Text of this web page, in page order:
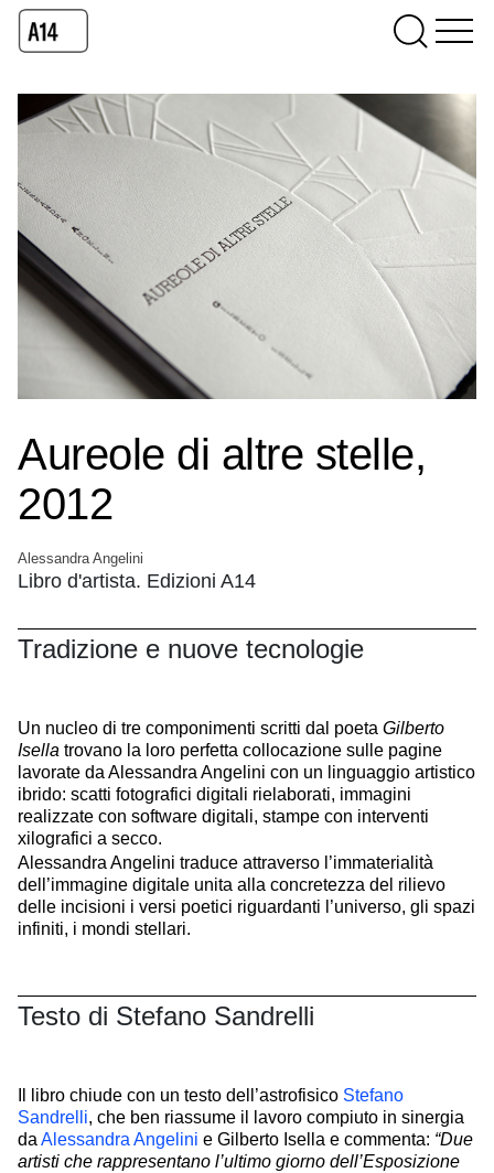
Aureole di altre stelle,
2012
Alessandra Angelini
Libro d'artista. Edizioni A14
Tradizione e nuove tecnologie
Un nucleo di tre componimenti scritti dal poeta Gilberto
Isella trovano la loro perfetta collocazione sulle pagine
lavorate da Alessandra Angelini con un linguaggio artistico
ibrido: scatti fotografici digitali rielaborati, immagini
realizzate con software digitali, stampe con interventi
xilografici a secco.
Alessandra Angelini traduce attraverso l’immaterialità
dell’immagine digitale unita alla concretezza del rilievo
delle incisioni i versi poetici riguardanti l’universo, gli spazi
infiniti, i mondi stellari.
Testo di Stefano Sandrelli
Il libro chiude con un testo dell’astrofisico Stefano
Sandrelli, che ben riassume il lavoro compiuto in sinergia
da Alessandra Angelini e Gilberto Isella e commenta: “Due
artisti che rappresentano l’ultimo giorno dell’Esposizione